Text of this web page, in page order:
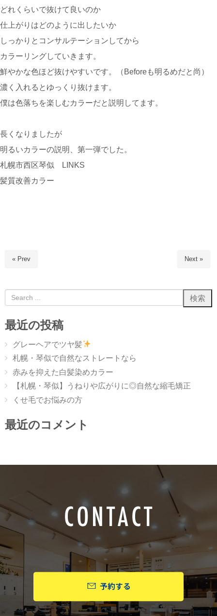
どれくらいで抜けて良いのか
仕上がりはどのように出したいか
しっかりとコンサルテーションしてから
カラーリングしていきます。
鮮やかな色ほど抜けやすいです。（Beforeも明るめだと尚）
濃く入れるとゆっくり抜けます。
僕は色落ちを楽しむカラーだと説明してます。
長くなりましたが
明るいカラーの説明、第一弾でした。
札幌市西区琴似 LINKS
髪質改善カラー
« Prev Next »
最近の投稿
グレーヘアでツヤ髪
札幌・琴似で自然なストレートなら
赤みを抑えた白髪染めカラー
【札幌・琴似】うねりや広がりに◎自然な縮毛矯正
くせ毛でお悩みの方
最近のコメント